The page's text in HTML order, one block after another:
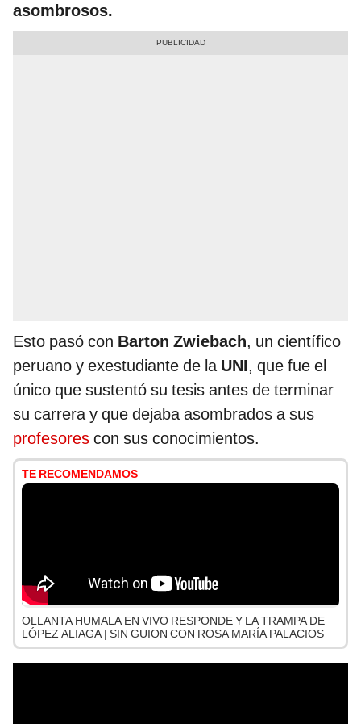
asombrosos.
Esto pasó con Barton Zwiebach, un científico
peruano y exestudiante de la UNI, que fue el
único que sustentó su tesis antes de terminar
su carrera y que dejaba asombrados a sus
profesores con sus conocimientos.
TE RECOMENDAMOS
OLLANTA HUMALA EN VIVO RESPONDE Y LA TRAMPA DE
LÓPEZ ALIAGA | SIN GUION CON ROSA MARÍA PALACIOS